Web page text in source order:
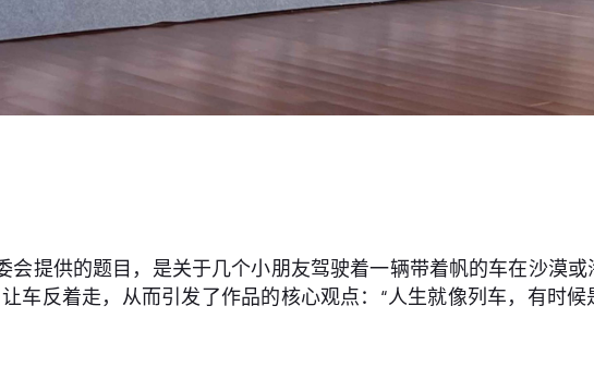
会提供的题目，是关于几个小朋友驾驶着一辆带着帆的车在沙漠
车反着走，从而引发了作品的核心观点：“人生就像列车，有时